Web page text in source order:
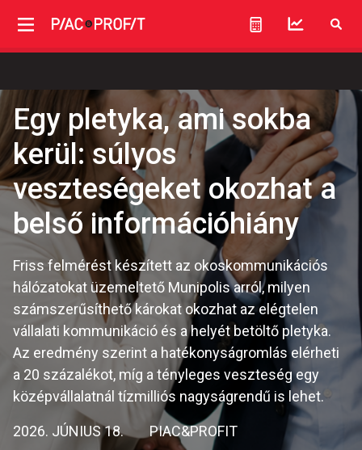
Egy pletyka, ami sokba
kerül: súlyos
veszteségeket okozhat a
belső információhiány
Friss felmérést készített az okoskommunikációs
hálózatokat üzemeltető Munipolis arról, milyen
számszerűsíthető károkat okozhat az elégtelen
vállalati kommunikáció és a helyét betöltő pletyka.
Az eredmény szerint a hatékonyságromlás elérheti
a 20 százalékot, míg a tényleges veszteség egy
középvállalatnál tízmilliós nagyságrendű is lehet.
2026. JÚNIUS 18. PIAC&PROFIT